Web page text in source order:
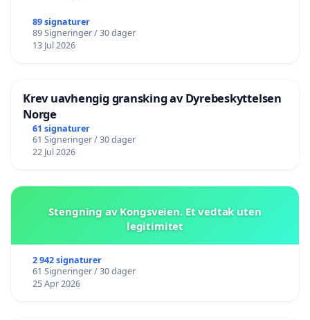
89 signaturer
89 Signeringer / 30 dager
13 Jul 2026
Krev uavhengig gransking av Dyrebeskyttelsen
Norge
61 signaturer
61 Signeringer / 30 dager
22 Jul 2026
Stengning av Kongsveien. Et vedtak uten
legitimitet
2 942 signaturer
61 Signeringer / 30 dager
25 Apr 2026